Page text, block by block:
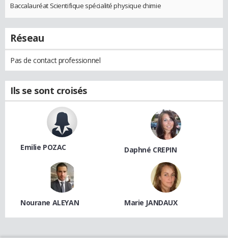
Baccalauréat Scientifique spécialité physique chimie
Réseau
Pas de contact professionnel
Ils se sont croisés
Emilie POZAC Daphné CREPIN
Nourane ALEYAN Marie JANDAUX